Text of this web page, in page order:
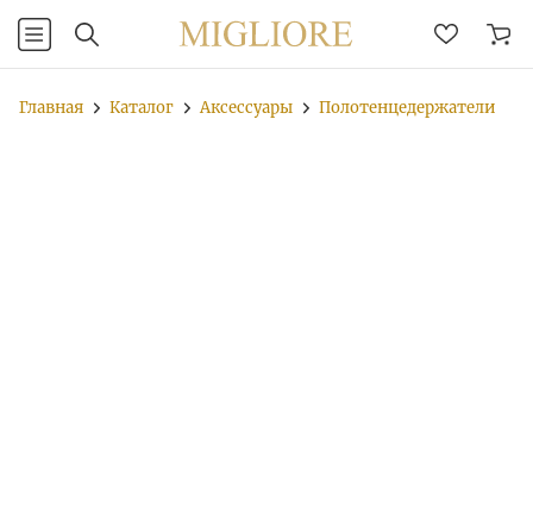
Главная Каталог Аксессуары Полотенцедержатели